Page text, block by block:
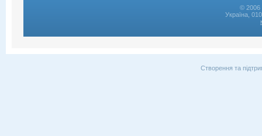
© 2006
Україна,
Створення та